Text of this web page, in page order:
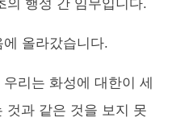
의 행성 간 임무입니다.
올라갔습니다.
리는 화성에 대한이 세
것과 같은 것을 보지 못